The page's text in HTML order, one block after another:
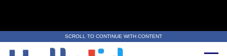
SCROLL TO CONTINUE WITH CONTENT